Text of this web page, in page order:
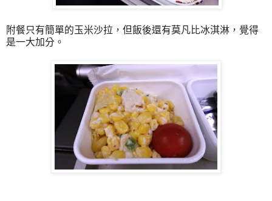
附餐只有簡單的玉米沙拉，但飯後還有莫凡比冰淇淋，覺得
是一大加分。